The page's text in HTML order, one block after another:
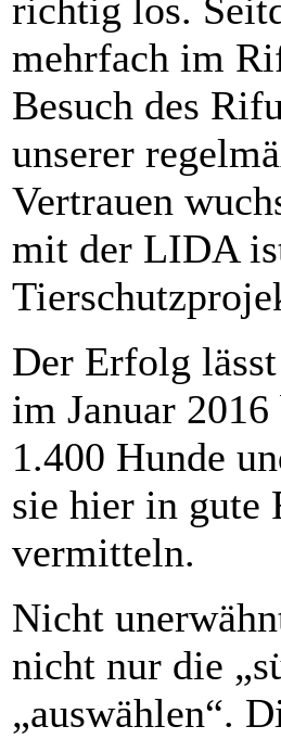
richtig los.
mehrfach im
Besuch des
unserer
Vertrauen
mit der LIDA
Der Erfolg
im Januar
1.400 Hunde
sie hier in gute
vermitteln.
Nicht
nicht nur die
„auswählen“.